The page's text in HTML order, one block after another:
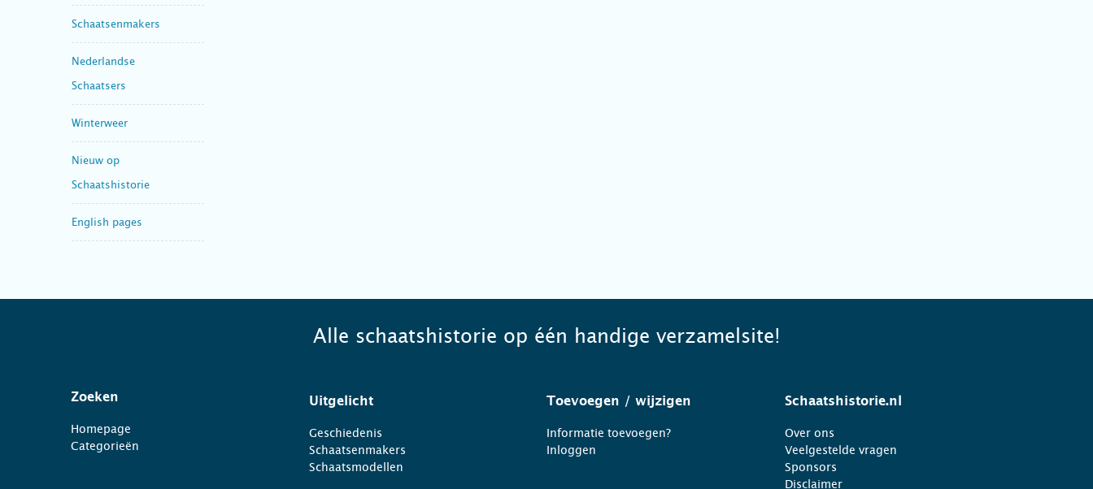
Schaatsenmakers
Nederlandse
Schaatsers
Winterweer
Nieuw op
Schaatshistorie
English pages
Alle schaatshistorie op één handige verzamelsite!
Zoeken
Homepage
Categorieën
Uitgelicht
Geschiedenis
Schaatsenmakers
Schaatsmodellen
Toevoegen / wijzigen
Informatie toevoegen?
Inloggen
Schaatshistorie.nl
Over ons
Veelgestelde vragen
Sponsors
Disclaimer